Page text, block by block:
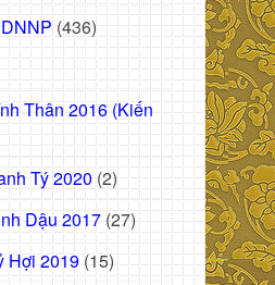
(436)
Thân 2016 (Kiến
Tý 2020 (2)
Dậu 2017 (27)
Hợi 2019 (15)